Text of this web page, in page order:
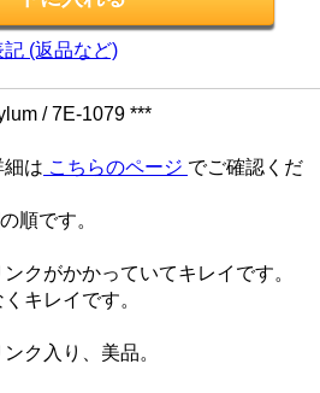
(返品など)
/ 7E-1079 ***
細は こちらのページ でご確認くだ
順です。
クがかかっていてキレイです。
キレイです。
ク入り、美品。